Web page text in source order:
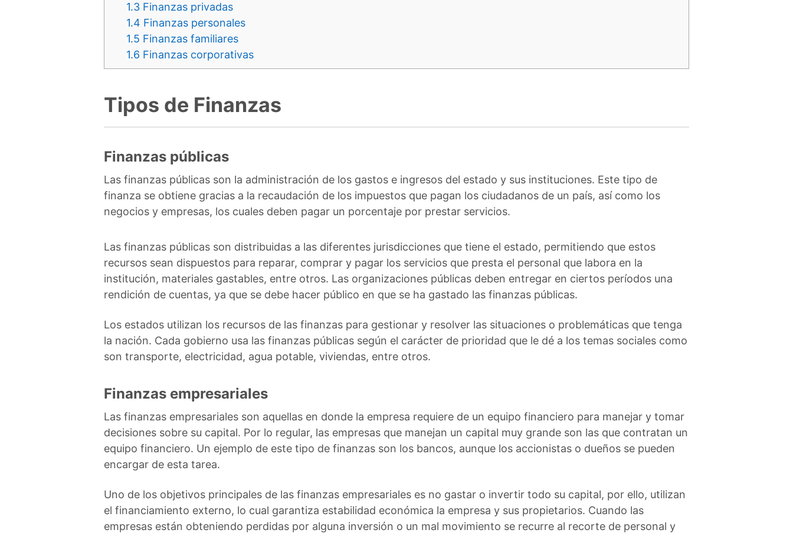
1.3 Finanzas privadas
1.4 Finanzas personales
1.5 Finanzas familiares
1.6 Finanzas corporativas
Tipos de Finanzas
Finanzas públicas
Las finanzas públicas son la administración de los gastos e ingresos del estado y sus instituciones. Este tipo de
finanza se obtiene gracias a la recaudación de los impuestos que pagan los ciudadanos de un país, así como los
negocios y empresas, los cuales deben pagar un porcentaje por prestar servicios.
Las finanzas públicas son distribuidas a las diferentes jurisdicciones que tiene el estado, permitiendo que estos
recursos sean dispuestos para reparar, comprar y pagar los servicios que presta el personal que labora en la
institución, materiales gastables, entre otros. Las organizaciones públicas deben entregar en ciertos períodos una
rendición de cuentas, ya que se debe hacer público en que se ha gastado las finanzas públicas.
Los estados utilizan los recursos de las finanzas para gestionar y resolver las situaciones o problemáticas que tenga
la nación. Cada gobierno usa las finanzas públicas según el carácter de prioridad que le dé a los temas sociales como
son transporte, electricidad, agua potable, viviendas, entre otros.
Finanzas empresariales
Las finanzas empresariales son aquellas en donde la empresa requiere de un equipo financiero para manejar y tomar
decisiones sobre su capital. Por lo regular, las empresas que manejan un capital muy grande son las que contratan un
equipo financiero. Un ejemplo de este tipo de finanzas son los bancos, aunque los accionistas o dueños se pueden
encargar de esta tarea.
Uno de los objetivos principales de las finanzas empresariales es no gastar o invertir todo su capital, por ello, utilizan
el financiamiento externo, lo cual garantiza estabilidad económica la empresa y sus propietarios. Cuando las
empresas están obteniendo perdidas por alguna inversión o un mal movimiento se recurre al recorte de personal y